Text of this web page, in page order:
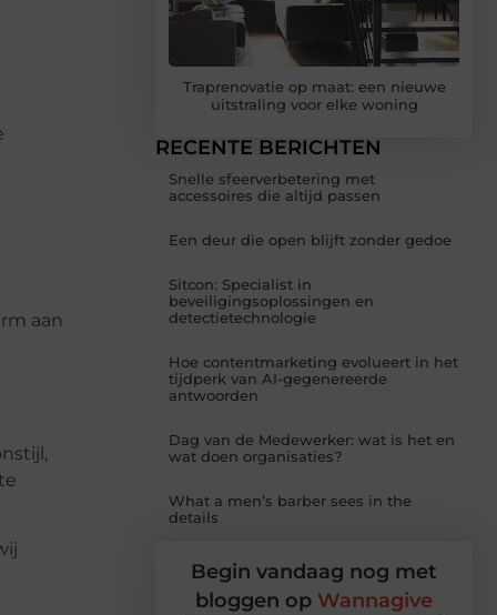
aan
Traprenovatie op maat: een nieuwe
uitstraling voor elke woning
RECENTE BERICHTEN
Snelle sfeerverbetering met
accessoires die altijd passen
Een deur die open blijft zonder gedoe
Sitcon: Specialist in
beveiligingsoplossingen en
detectietechnologie
Hoe contentmarketing evolueert in het
tijdperk van AI-gegenereerde
antwoorden
Dag van de Medewerker: wat is het en
wat doen organisaties?
What a men’s barber sees in the
details
Begin vandaag nog met
bloggen op Wannagive